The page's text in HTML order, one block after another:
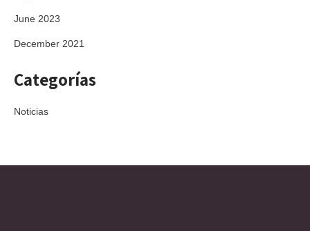
June 2023
December 2021
Categorías
Noticias